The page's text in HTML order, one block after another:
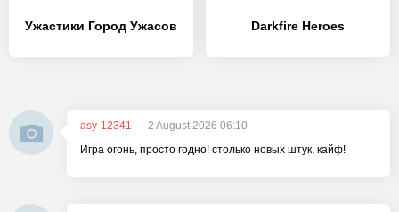
Ужастики Город Ужасов Darkfire Heroes
asy-12341
2 August 2026 06:10
Игра огонь, просто годно! столько новых штук, кайф!